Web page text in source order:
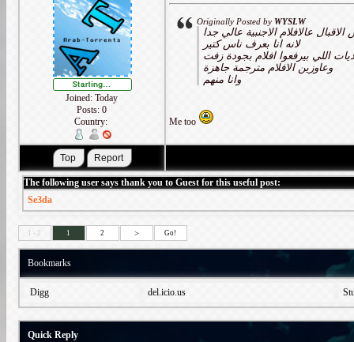
Joined: Today
Posts: 0
Country:
Originally Posted by WYSLW
الاقبال عالافلام الاجنبية عالي جدا
لانه انا بعرف ناس كتير
اللي بيرفعوا افلام بجودة زفت
وعاوزين الافلام مترجمة جاهزة
وانا منهم
Me too
The following user says thank you to Guest for this useful post:
Se3da
1 - 2 1 2 > Go!
Bookmarks
Digg del.icio.us
Quick Reply